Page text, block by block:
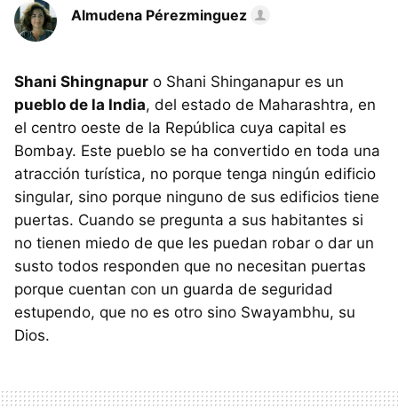
Almudena Pérezminguez
Shani Shingnapur o Shani Shinganapur es un
pueblo de la India, del estado de Maharashtra, en
el centro oeste de la República cuya capital es
Bombay. Este pueblo se ha convertido en toda una
atracción turística, no porque tenga ningún edificio
singular, sino porque ninguno de sus edificios tiene
puertas. Cuando se pregunta a sus habitantes si
no tienen miedo de que les puedan robar o dar un
susto todos responden que no necesitan puertas
porque cuentan con un guarda de seguridad
estupendo, que no es otro sino Swayambhu, su
Dios.